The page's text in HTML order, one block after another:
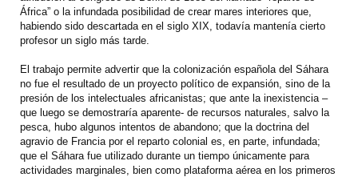
África” o la infundada posibilidad de crear mares interiores que,
habiendo sido descartada en el siglo XIX, todavía mantenía cierto
profesor un siglo más tarde.
El trabajo permite advertir que la colonización española del Sáhara
no fue el resultado de un proyecto político de expansión, sino de la
presión de los intelectuales africanistas; que ante la inexistencia –
que luego se demostraría aparente- de recursos naturales, salvo la
pesca, hubo algunos intentos de abandono; que la doctrina del
agravio de Francia por el reparto colonial es, en parte, infundada;
que el Sáhara fue utilizado durante un tiempo únicamente para
actividades marginales, bien como plataforma aérea en los primeros